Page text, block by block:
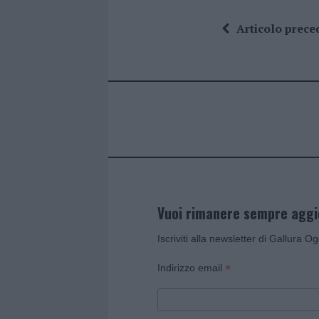
te ata
Articolo
Vuoi rimanere sempre
Iscriviti alla newsletter di Gallura
Indirizzo email *